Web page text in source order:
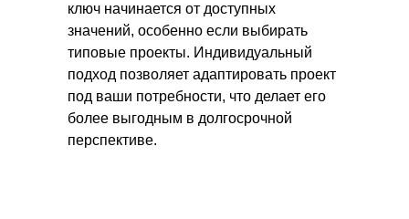
ключ начинается от доступных
значений, особенно если выбирать
типовые проекты. Индивидуальный
подход позволяет адаптировать проект
под ваши потребности, что делает его
более выгодным в долгосрочной
перспективе.